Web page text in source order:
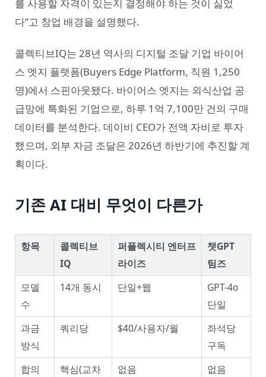
를 사용할 자격이 있는지 결정해야 하는 것이 싫었
다”고 창업 배경을 설명했다.
콜렉티브IQ는 28년 역사의 디지털 조달 기업 바이어
스 엣지 플랫폼(Buyers Edge Platform, 직원 1,250
명)에서 스핀아웃됐다. 바이어스 엣지는 외식산업 공
급망에 특화된 기업으로, 하루 1억 7,100만 건의 구매
데이터를 분석한다. 데이비 CEO가 전액 자비로 투자
했으며, 외부 자금 조달은 2026년 하반기에 추진할 계
획이다.
기존 AI 대비 무엇이 다른가
항목
콜렉티브
IQ
퍼플렉시티 엔터프
라이즈
챗GPT
팀즈
모델
수
14개 동시 단일+웹
GPT-4o
단일
과금
방식
쿼리당 $40/사용자/월
좌석당
구독
합의
핵심(교차
없음 없음